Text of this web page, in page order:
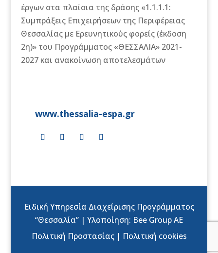
έργων στα πλαίσια της δράσης «1.1.1.1:
Συμπράξεις Επιχειρήσεων της Περιφέρειας
Θεσσαλίας με Ερευνητικούς φορείς (έκδοση
2η)» του Προγράμματος «ΘΕΣΣΑΛΙΑ» 2021-
2027 και ανακοίνωση αποτελεσμάτων
www.thessalia-espa.gr
Ειδική Υπηρεσία Διαχείρισης Προγράμματος
“Θεσσαλία” | Υλοποίηση: Bee Group AE
Πολιτική Προστασίας| Πολιτική cookies